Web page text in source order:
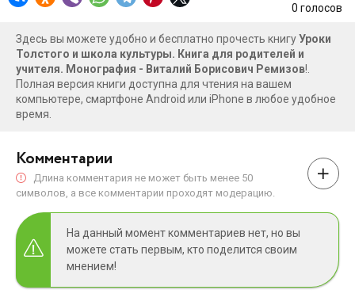
многостороннего опыта школ России.
0 голосов
Здесь вы можете удобно и бесплатно прочесть книгуУроки
Толстого и школа культуры. Книга для родителей и
учителя. Монография - Виталий Борисович Ремизов!.
Полная версия книги доступна для чтения на вашем
компьютере, смартфоне Android или iPhone в любое удобное
время.
Комментарии
Длина комментария не может быть менее 50
символов, а все комментарии проходят модерацию.
На данный момент комментариев нет, но вы
можете стать первым, кто поделится своим
мнением!